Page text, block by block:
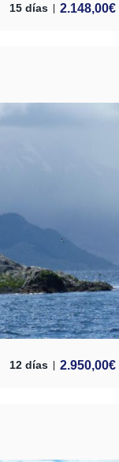
15 días 2.148,00€
12 días 2.950,00€